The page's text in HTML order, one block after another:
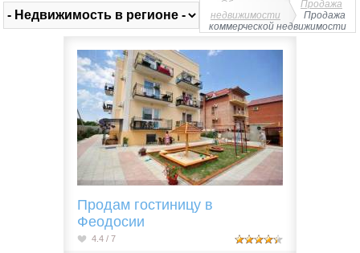
Объявления
Продажа
недвижимости
Продажа
коммерческой недвижимости
Продам гостиницу в
Феодосии
4.4 / 7